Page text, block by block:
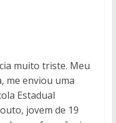
muito triste. Meu
me enviou uma
Estadual
jovem de 19